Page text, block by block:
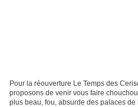
Pour la réouverture Le Temps des
proposons de venir vous faire
plus beau, fou, absurde des palaces de